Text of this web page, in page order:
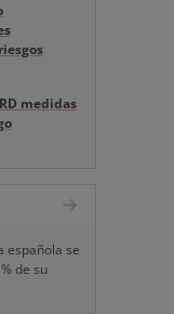
medidas
española se
de su